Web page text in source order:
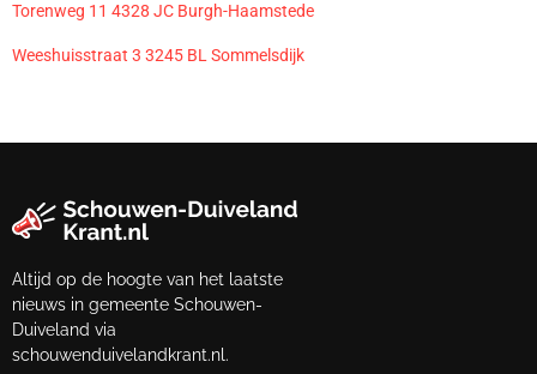
Torenweg 11 4328 JC Burgh-Haamstede
Weeshuisstraat 3 3245 BL Sommelsdijk
Altijd op de hoogte van het laatste
nieuws in gemeente Schouwen-
Duiveland via
schouwenduivelandkrant.nl.